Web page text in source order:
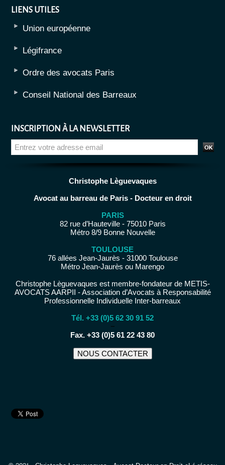
LIENS UTILES
Union européenne
Légifrance
Ordre des avocats Paris
Conseil National des Barreaux
INSCRIPTION À LA NEWSLETTER
Christophe Lèguevaques
Avocat au barreau de Paris - Docteur en droit
PARIS
82 rue d’Hauteville - 75010 Paris
Métro 8/9 Bonne Nouvelle
TOULOUSE
76 allées Jean-Jaurès - 31000 Toulouse
Métro Jean-Jaurès ou Marengo
Christophe Lèguevaques est membre-fondateur de METIS-
AVOCATS AARPII - Association d’Avocats à Responsabilité
Professionnelle Individuelle Inter-barreaux
Tél. +33 (0)5 62 30 91 52
−
Fax. +33 (0)5 61 22 43 80
NOUS CONTACTER